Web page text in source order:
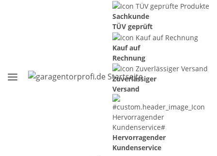
Sachkunde
TÜV geprüft
Kauf auf
Rechnung
Zuverlässiger
Versand
Hervorragender
Kundenservice